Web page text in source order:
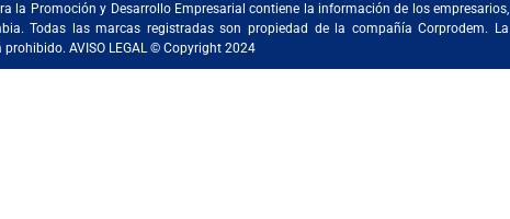
la Promoción y Desarrollo Empresarial contiene la información de los empresarios,
Todas las marcas registradas son propiedad de la compañía Corprodem. La
AVISO LEGAL © Copyright 2024